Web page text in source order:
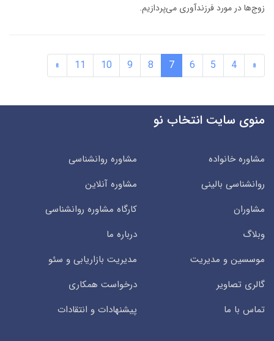
زوج‌ها در مورد فرزندآوری می‌پردازیم.
«
4
5
6
7
8
9
10
11
»
منوی سایت انتخاب نو
مشاوره خانواده
مشاوره روانشناسی
روانشناسی بالینی
مشاوره آنلاین
مشاوران
کارگاه مشاوره روانشناسی
وبلاگ
درباره ما
موسسین و مدیریت
مدیریت بازاریابی و سئو
گالری تصاویر
درخواست همکاری
تماس با ما
پیشنهادات و انتقادات